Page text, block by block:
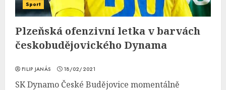
Sport
Plzeňská ofenzivní letka v barvách
českobudějovického Dynama
FILIP JANÁS 18/02/2021
SK Dynamo České Budějovice momentálně